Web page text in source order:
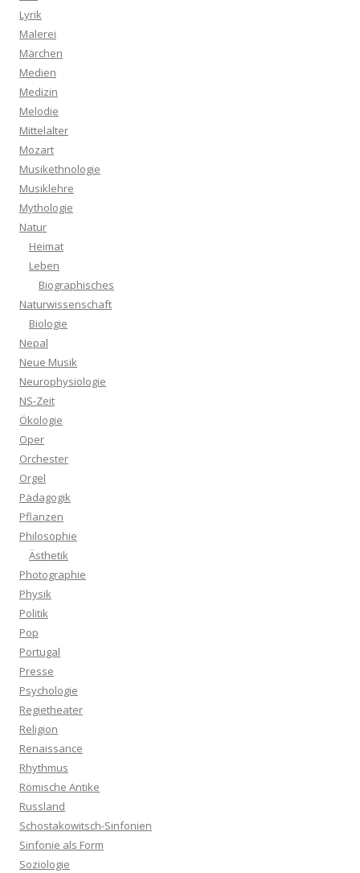
Lyrik
Malerei
Märchen
Medien
Medizin
Melodie
Mittelalter
Mozart
Musikethnologie
Musiklehre
Mythologie
Natur
Heimat
Leben
Biographisches
Naturwissenschaft
Biologie
Nepal
Neue Musik
Neurophysiologie
NS-Zeit
Ökologie
Oper
Orchester
Orgel
Pädagogik
Pflanzen
Philosophie
Ästhetik
Photographie
Physik
Politik
Pop
Portugal
Presse
Psychologie
Regietheater
Religion
Renaissance
Rhythmus
Römische Antike
Russland
Schostakowitsch-Sinfonien
Sinfonie als Form
Soziologie